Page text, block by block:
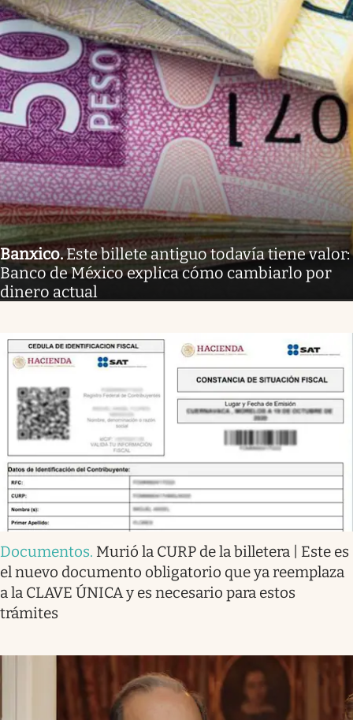
Banxico.Este billete antiguo todavía tiene valor:
Banco de México explica cómo cambiarlo por
dinero actual
Documentos. Murió la CURP de la billetera | Este es
el nuevo documento obligatorio que ya reemplaza
a la CLAVE ÚNICA y es necesario para estos
trámites